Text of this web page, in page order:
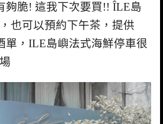
夠脆! 這我下次要買!! ÎLE島
也可以預約下午茶，提供
單，ILE島嶼法式海鮮停車很